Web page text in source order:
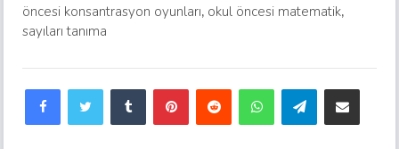
öncesi konsantrasyon oyunları, okul öncesi matematik,
sayıları tanıma
FacebookTwitter Tumblr PinterestReddit WhatsAppTelegram